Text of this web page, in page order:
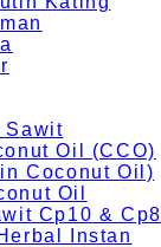
Sawit
Oil (CCO)
Coconut Oil)
Oil
Cp10 & Cp8
Instan